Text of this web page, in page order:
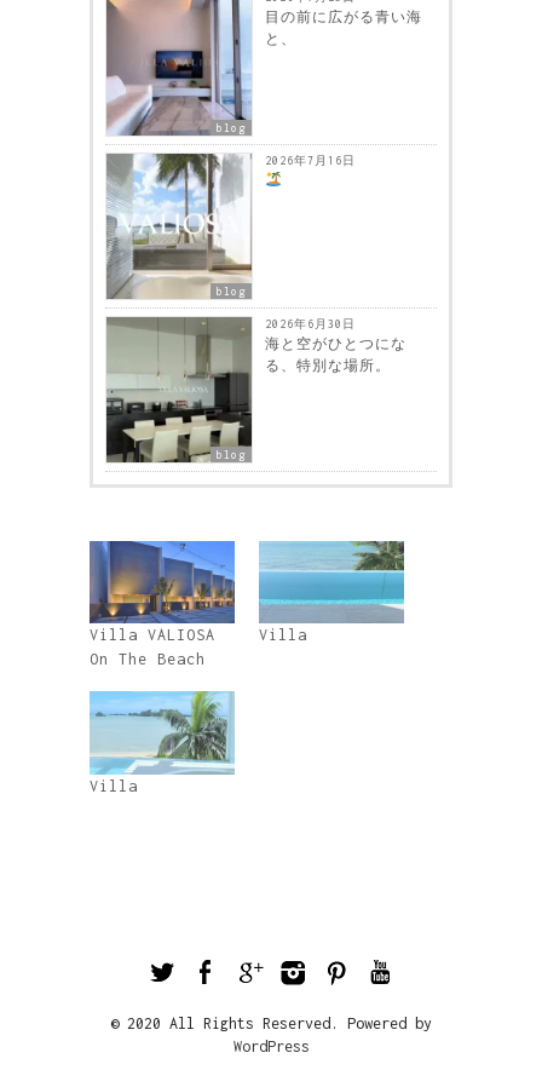
blog
目の前に広がる青い海
と、
blog
2026年7月16日
blog
2026年6月30日
海と空がひとつにな
る、特別な場所。
Villa VALIOSA
On The Beach
Villa
Villa
© 2020 All Rights Reserved. Powered by
WordPress